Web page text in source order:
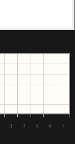
3 4 5 6 7